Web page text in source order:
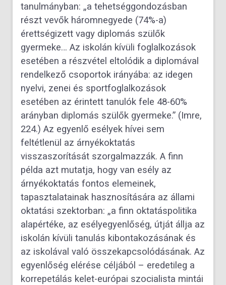
tanulmányban: „a tehetséggondozásban
részt vevők háromnegyede (74%-a)
érettségizett vagy diplomás szülők
gyermeke… Az iskolán kívüli foglalkozások
esetében a részvétel eltolódik a diplomával
rendelkező csoportok irányába: az idegen
nyelvi, zenei és sportfoglalkozások
esetében az érintett tanulók fele 48-60%
arányban diplomás szülők gyermeke.” (Imre,
224.) Az egyenlő esélyek hívei sem
feltétlenül az árnyékoktatás
visszaszorítását szorgalmazzák. A finn
példa azt mutatja, hogy van esély az
árnyékoktatás fontos elemeinek,
tapasztalatainak hasznosítására az állami
oktatási szektorban: „a finn oktatáspolitika
alapértéke, az esélyegyenlőség, útját állja az
iskolán kívüli tanulás kibontakozásának és
az iskolával való összekapcsolódásának. Az
egyenlőség elérése céljából – eredetileg a
korrepetálás kelet-európai szocialista mintái